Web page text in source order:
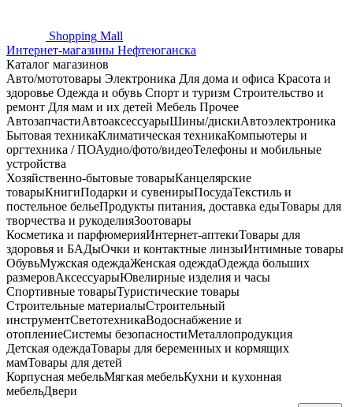
Shopping Mall
Интернет-магазины Нефтеюганска
Каталог магазинов
Авто/мототовары Электроника Для дома и офиса Красота и
здоровье Одежда и обувь Спорт и туризм Строительство и
ремонт Для мам и их детей Мебель Прочее
АвтозапчастиАвтоаксессуарыШины/дискиАвтоэлектроника
Бытовая техникаКлиматическая техникаКомпьютеры и
оргтехника / ПОАудио/фото/видеоТелефоны и мобильные
устройства
Хозяйственно-бытовые товарыКанцелярские
товарыКнигиПодарки и сувенирыПосудаТекстиль и
постельное бельеПродукты питания, доставка едыТовары для
творчества и рукоделияЗоотовары
Косметика и парфюмерияИнтернет-аптекиТовары для
здоровья и БАДыОчки и контактные линзыИнтимные товары
ОбувьМужская одеждаЖенская одеждаОдежда больших
размеровАксессуарыЮвелирные изделия и часы
Спортивные товарыТуристические товары
Строительные материалыСтроительный
инструментСветотехникаВодоснабжение и
отоплениеСистемы безопасностиМеталлопродукция
Детская одеждаТовары для беременных и кормящих
мамТовары для детей
Корпусная мебельМягкая мебельКухни и кухонная
мебельДвери